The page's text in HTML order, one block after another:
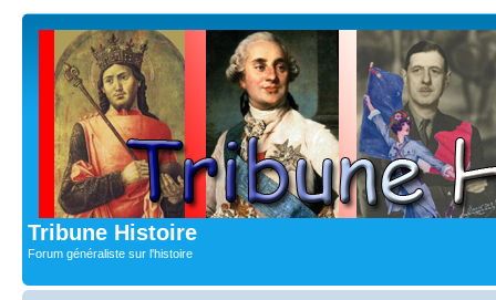
Tribune Histoire
Forum généraliste sur l'histoire